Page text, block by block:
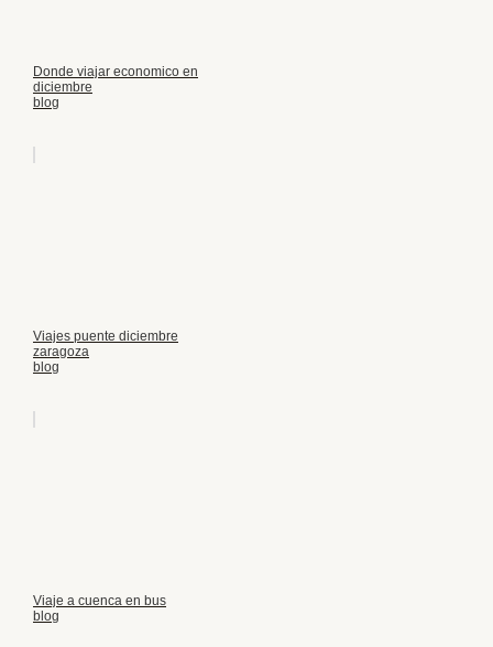
Donde viajar economico en
diciembre
blog
Viajes puente diciembre
zaragoza
blog
Viaje a cuenca en bus
blog